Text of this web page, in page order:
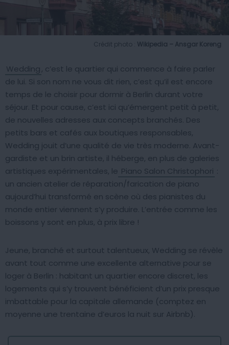
Crédit photo : Wikipedia – Ansgar Koreng
Wedding, c’est le quartier qui commence à faire parler
de lui. Si son nom ne vous dit rien, c’est qu’il est encore
temps de le choisir pour dormir à Berlin durant votre
séjour. Et pour cause, c’est ici qu’émergent petit à petit,
de nouvelles adresses aux concepts branchés. Des
petits bars et cafés aux boutiques responsables,
Wedding jouit d’une qualité de vie très moderne. Avant-
gardiste et un brin artiste, il héberge, en plus de galeries
artistiques expérimentales, le Piano Salon Christophori
un ancien atelier de réparation/farication de piano
aujourd’hui transformé en scène où des pianistes du
monde entier viennent s’y produire. L’entrée comme les
boissons y sont en plus, à prix libre !
Jeune, branché et surtout talentueux, Wedding se révèle
avant tout comme une excellente alternative pour se
loger à Berlin : habitant un quartier encore discret, les
logements qui s’y trouvent bénéficient d’un prix presque
imbattable pour la capitale allemande (comptez en
moyenne une trentaine d’euros la nuit sur Airbnb).